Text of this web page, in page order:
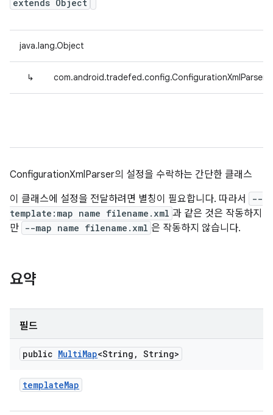
extends Object
java.lang.Object
↳
ConfigurationXmlParser의 설정을 수락하는 간단한 클래스
이 클래스에 설정을 전달하려면 별칭이 필요합니다. 따라서
--
template:map name filename.xml 과 같은 것은 작동하지
만 --map name filename.xml 은 작동하지 않습니다.
요약
필드
public MultiMap<String , String>
templateMap